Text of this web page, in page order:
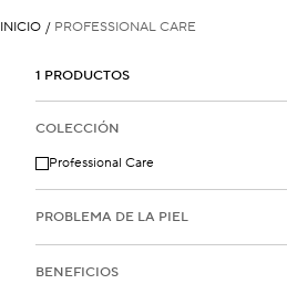
INICIO / PROFESSIONAL CARE
1 PRODUCTOS
COLECCIÓN
Professional Care
PROBLEMA DE LA PIEL
BENEFICIOS